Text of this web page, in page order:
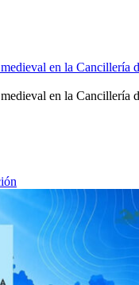
en la Cancillería
en la Cancillería